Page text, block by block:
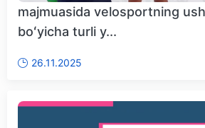
majmuasida velosportning
boʻyicha turli y...
26.11.2025